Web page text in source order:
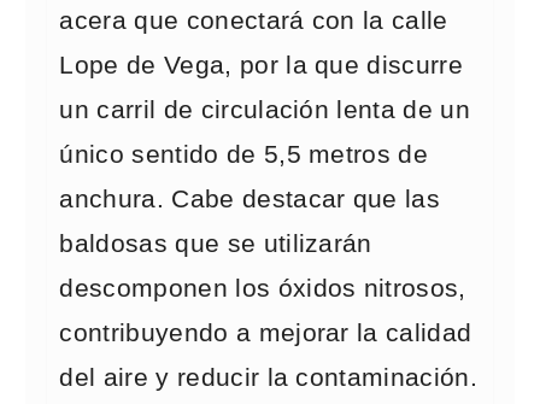
acera que conectará con la calle
Lope de Vega, por la que discurre
un carril de circulación lenta de un
único sentido de 5,5 metros de
anchura. Cabe destacar que las
baldosas que se utilizarán
descomponen los óxidos nitrosos,
contribuyendo a mejorar la calidad
del aire y reducir la contaminación.